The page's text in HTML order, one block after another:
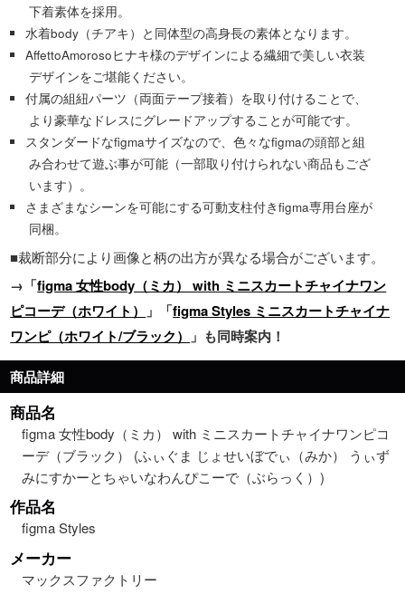
下着素体を採用。
水着body（チアキ）と同体型の高身長の素体となります。
AffettoAmorosoヒナキ様のデザインによる繊細で美しい衣装
デザインをご堪能ください。
付属の組紐パーツ（両面テープ接着）を取り付けることで、
より豪華なドレスにグレードアップすることが可能です。
スタンダードなfigmaサイズなので、色々なfigmaの頭部と組
み合わせて遊ぶ事が可能（一部取り付けられない商品もござ
います）。
さまざまなシーンを可能にする可動支柱付きfigma専用台座が
同梱。
■裁断部分により画像と柄の出方が異なる場合がございます。
→「figma 女性body（ミカ） with ミニスカートチャイナワン
ピコーデ（ホワイト）
」「figma Styles ミニスカートチャイナ
ワンピ（ホワイト/ブラック）
」も同時案内！
商品詳細
商品名
figma 女性body（ミカ） with ミニスカートチャイナワンピコ
ーデ（ブラック） (ふぃぐま じょせいぼでぃ（みか） うぃず
みにすかーとちゃいなわんぴこーで（ぶらっく）)
作品名
figma Styles
メーカー
マックスファクトリー